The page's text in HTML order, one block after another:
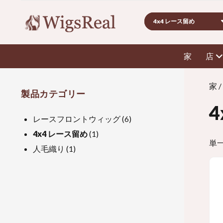
検
索
家 店
家 /
単
製品カテゴリー
レースフロントウィッグ(6)
4x4 レース留め(1)
人毛織り (1)